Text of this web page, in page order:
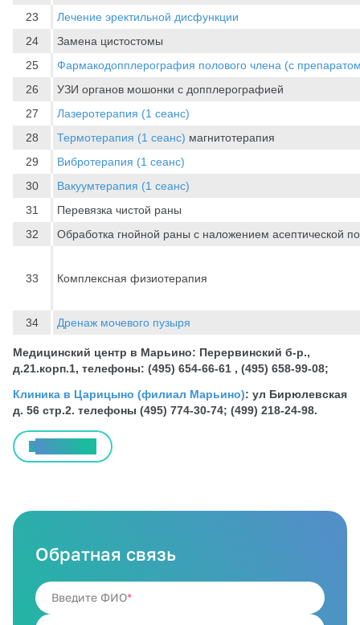
23
Лечение эректильной дисфункции
24
Замена цистостомы
25
Фармакодопплерография полового члена (с
26
УЗИ органов мошонки с допплерографией
27
Лазеротерапия (1 сеанс)
28
Термотерапия (1 сеанс) магнитотерапия
29
Вибротерапия (1 сеанс)
30
Вакуумтерапия (1 сеанс)
31
Перевязка чистой раны
32
Обработка гнойной раны с наложением асептической
33 Комплексная физиотерапия
34 Дренаж мочевого пузыря
Медицинский центр в Марьино: Перервинский б-р.,
д.21.корп.1, телефоны: (495) 654-66-61 , (495) 658-99-08;
Клиника в Царицыно (филиал Марьино): ул Бирюлевская
д. 56 стр.2. телефоны (495) 774-30-74; (499) 218-24-98.
Обратная связь
Введите ФИО